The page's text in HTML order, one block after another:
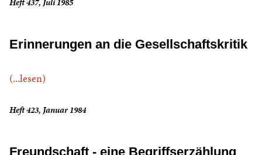
Heft 437, Juli 1985
Erinnerungen an die Gesellschaftskritik
(...lesen)
Heft 423, Januar 1984
Freundschaft - eine Begriffserzählung